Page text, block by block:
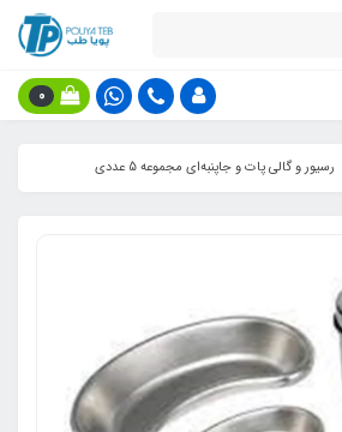
0
رسیور و گالی ‌پات و جاپنبه‌ای مجموعه 5 عددی